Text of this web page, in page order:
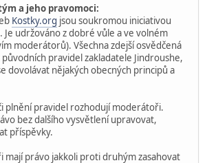
a jeho pravomoci:
Kostky.org jsou soukromou iniciativou
. Je udržováno z dobré vůle a ve volném
moderátorů). Všechna zdejší osvědčená
původních pravidel zakladatele Jindroushe,
dovolávat nějakých obecných principů a
plnění pravidel rozhodují moderátoři.
bez dalšího vysvětlení upravovat,
příspěvky.
mají právo jakkoli proti druhým zasahovat